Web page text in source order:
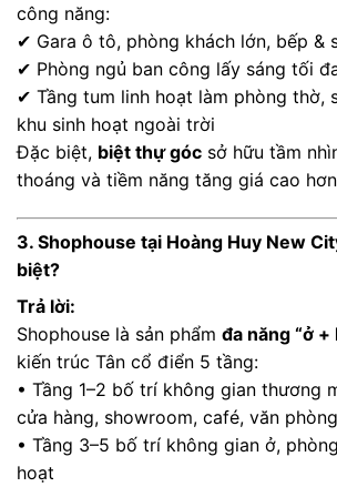
công năng:
✔ Gara ô tô, phòng khách lớn, bếp &
✔ Phòng ngủ ban công lấy sáng tối
✔ Tầng tum linh hoạt làm phòng thờ,
khu sinh hoạt ngoài trời
Đặc biệt, biệt thự góc sở hữu tầm
thoáng và tiềm năng tăng giá cao
3. Shophouse tại Hoàng Huy New
biệt?
Trả lời:
Shophouse là sản phẩm đa năng “ở +
kiến trúc Tân cổ điển 5 tầng:
• Tầng 1–2 bố trí không gian thương
cửa hàng, showroom, café, văn
• Tầng 3–5 bố trí không gian ở,
hoạt